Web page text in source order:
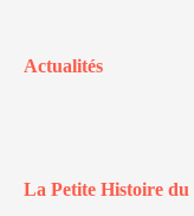
Actualités
La Petite Histoire